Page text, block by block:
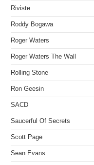
Riviste
Roddy Bogawa
Roger Waters
Roger Waters The Wall
Rolling Stone
Ron Geesin
SACD
Saucerful Of Secrets
Scott Page
Sean Evans